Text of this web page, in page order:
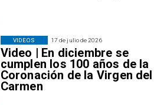
17 de julio de 2026
Video | En diciembre se
cumplen los 100 años de la
Coronación de la Virgen del
Carmen
VIDEOS